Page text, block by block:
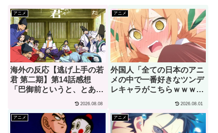
アニメ
海外の反応【逃げ上手の若
君 第二期】第14話感想
「巴御前というと、とある
2026.08.08
アニメ
外国人「全ての日本のアニ
メの中で一番好きなツンデ
レキャラがこちらｗｗｗ」
2026.08.01
アニメ アニメ